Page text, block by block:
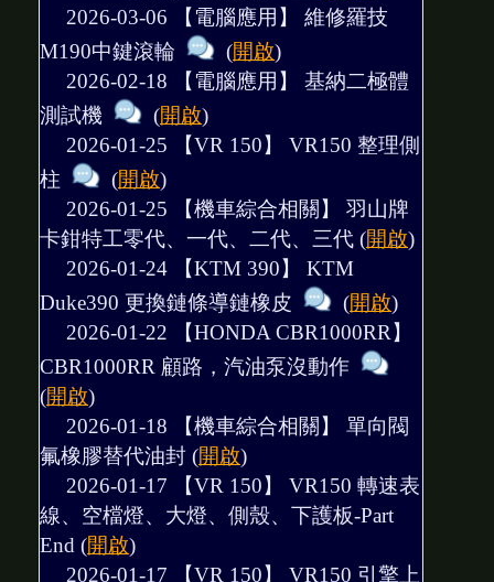
2026-03-06 【電腦應用】 維修羅技
M190中鍵滾輪
(開啟)
2026-02-18 【電腦應用】 基納二極體
測試機
(開啟)
2026-01-25 【VR 150】 VR150 整理側
柱
(開啟)
2026-01-25 【機車綜合相關】 羽山牌
卡鉗特工零代、一代、二代、三代 (開啟)
2026-01-24 【KTM 390】 KTM
Duke390 更換鏈條導鏈橡皮
(開啟)
2026-01-22 【HONDA CBR1000RR】
CBR1000RR 顧路，汽油泵沒動作
(開啟)
2026-01-18 【機車綜合相關】 單向閥
氟橡膠替代油封 (開啟)
2026-01-17 【VR 150】 VR150 轉速表
線、空檔燈、大燈、側殼、下護板-Part
End (開啟)
2026-01-17 【VR 150】 VR150 引擎上